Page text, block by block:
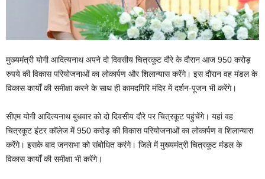
मुख्यमंत्री योगी आदित्यनाथ अपने दो दिवसीय चित्रकूट दौरे के दौरान आज 950 करोड़
रुपये की विकास परियोजनाओं का लोकार्पण और शिलान्यास करेंगे। इस दौरान वह मंडल के
विकास कार्यों की समीक्षा करने के साथ ही कामदगिरि मंदिर में दर्शन-पूजन भी करेंगे।
सीएम योगी आदित्यनाथ बुधवार को दो दिवसीय दौरे पर चित्रकूट पहुंचेंगे। यहां वह
चित्रकूट इंटर कॉलेज में 950 करोड़ की विकास परियोजनाओं का लोकार्पण व शिलान्यास
करेंगे। इसके बाद जनसभा को संबोधित करंगे। जिले में मुख्यमंत्री चित्रकूट मंडल के
विकास कार्यों की समीक्षा भी करेंगे।